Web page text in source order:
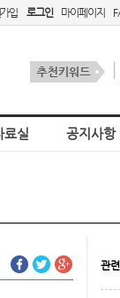
입 로그인 마이페이지
료실 공지사항
관